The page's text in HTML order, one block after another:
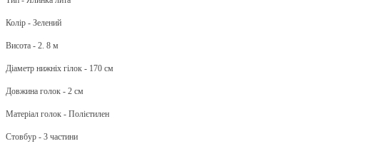
Колір - Зелений
Висота - 2. 8 м
Діаметр нижніх гілок - 170 см
Довжина голок - 2 см
Матеріал голок - Полієтилен
Стовбур - 3 частини